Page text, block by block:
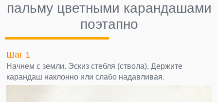
пальму цветными карандашами
поэтапно
Шаг 1
Начнем с земли. Эскиз стебля (ствола). Держите
карандаш наклонно или слабо надавливая.